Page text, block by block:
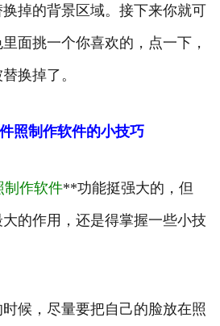
掉的背景区域。接下来你就可
面挑一个你喜欢的，点一下，
换掉了。
照制作软件的小技巧
制作软件**功能挺强大的，但
的作用，还是得掌握一些小技
候，尽量要把自己的脸放在照